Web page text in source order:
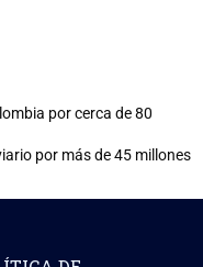
por cerca de 80
por más de 45 millones